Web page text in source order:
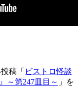
稿「 ビストロ怪談
～第247皿目～ 」を